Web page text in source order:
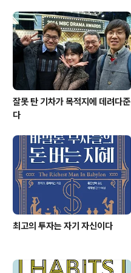
잘못 탄 기차가 목적지에 데려다준
다
최고의 투자는 자기 자신이다